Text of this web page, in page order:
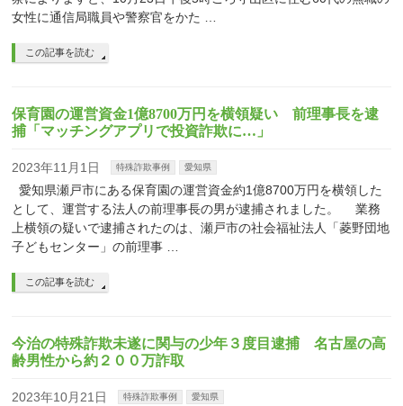
女性に通信局職員や警察官をかた …
この記事を読む
保育園の運営資金1億8700万円を横領疑い 前理事長を逮
捕「マッチングアプリで投資詐欺に…」
2023年11月1日 特殊詐欺事例 愛知県
愛知県瀬戸市にある保育園の運営資金約1億8700万円を横領した
として、運営する法人の前理事長の男が逮捕されました。 業務
上横領の疑いで逮捕されたのは、瀬戸市の社会福祉法人「菱野団地
子どもセンター」の前理事 …
この記事を読む
今治の特殊詐欺未遂に関与の少年３度目逮捕 名古屋の高
齢男性から約２００万詐取
2023年10月21日 特殊詐欺事例 愛知県